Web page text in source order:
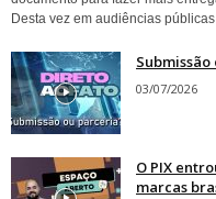
Desta vez em audiências
03/07/2026
O PIX
marcas